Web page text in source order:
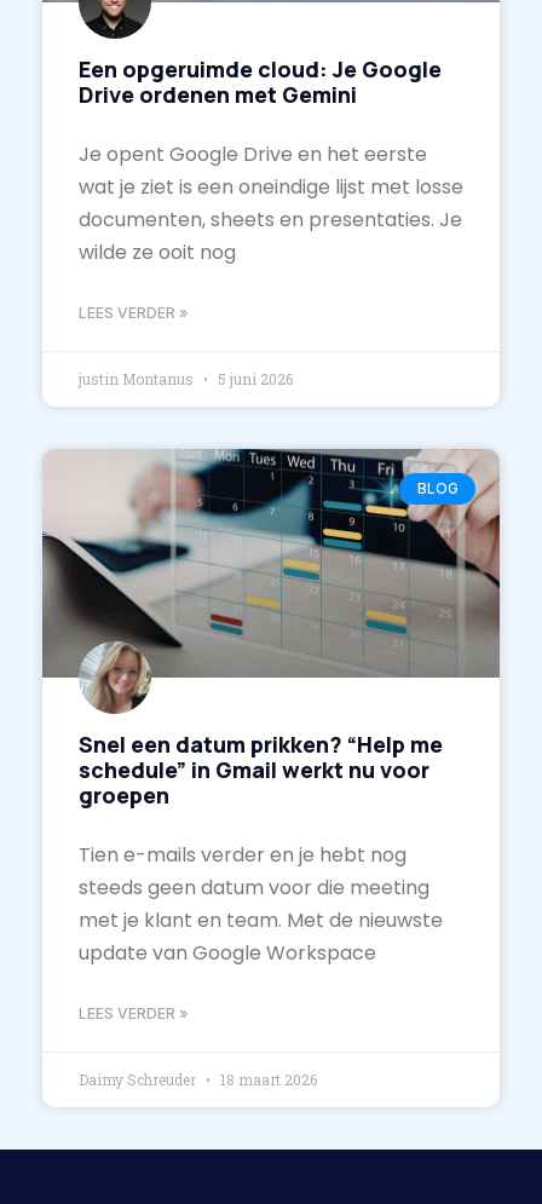
Een opgeruimde cloud: Je Google
Drive ordenen met Gemini
Je opent Google Drive en het eerste
wat je ziet is een oneindige lijst met losse
documenten, sheets en presentaties. Je
wilde ze ooit nog
LEES VERDER »
justin Montanus 5 juni 2026
BLOG
Snel een datum prikken? “Help me
schedule” in Gmail werkt nu voor
groepen
Tien e-mails verder en je hebt nog
steeds geen datum voor die meeting
met je klant en team. Met de nieuwste
update van Google Workspace
LEES VERDER »
Daimy Schreuder 18 maart 2026